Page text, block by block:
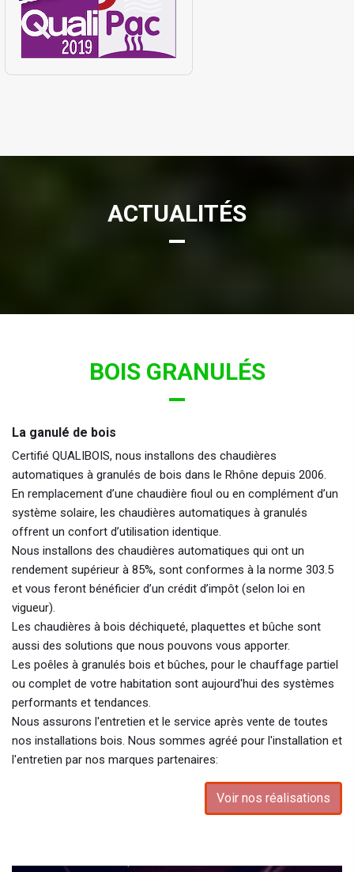
ACTUALITÉS
BOIS GRANULÉS
La ganulé de bois
Certifié QUALIBOIS, nous installons des chaudières
automatiques à granulés de bois dans le Rhône depuis 2006.
En remplacement d’une chaudière fioul ou en complément d’un
système solaire, les chaudières automatiques à granulés
offrent un confort d’utilisation identique.
Nous installons des chaudières automatiques qui ont un
rendement supérieur à 85%, sont conformes à la norme 303.5
et vous feront bénéficier d’un crédit d’impôt (selon loi en
vigueur).
Les chaudières à bois déchiqueté, plaquettes et bûche sont
aussi des solutions que nous pouvons vous apporter.
Les poêles à granulés bois et bûches, pour le chauffage partiel
ou complet de votre habitation sont aujourd'hui des systèmes
performants et tendances.
Nous assurons l'entretien et le service après vente de toutes
nos installations bois. Nous sommes agréé pour l'installation et
l'entretien par nos marques partenaires:
Voir nos réalisations